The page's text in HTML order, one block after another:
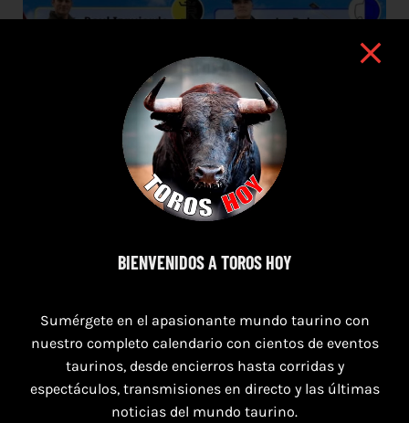
TOROS SAN AGUSTÍN Y SAN MARCOS
CASTELLÓN DEL 8 AL 10 DE AGOSTO 2026
BIENVENIDOS A TOROS HOY
Sumérgete en el apasionante mundo taurino con
nuestro completo calendario con cientos de eventos
taurinos, desde encierros hasta corridas y
espectáculos, transmisiones en directo y las últimas
noticias del mundo taurino.